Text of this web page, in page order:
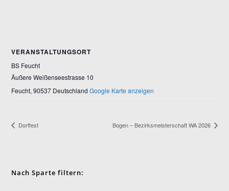
VERANSTALTUNGSORT
BS Feucht
Äußere Weißenseestrasse 10
Feucht, 90537 Deutschland Google Karte anzeigen
Dorffest Bogen – Bezirksmeisterschaft WA 2026
Nach Sparte filtern: